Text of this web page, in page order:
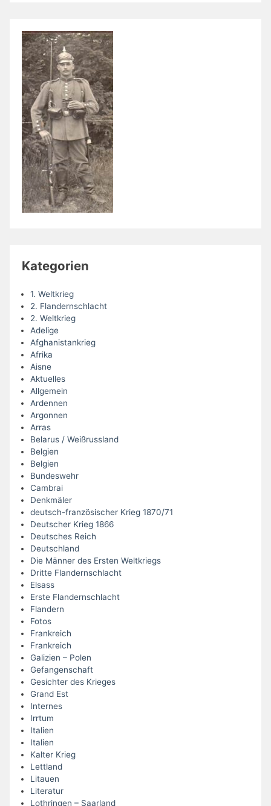
Kategorien
1. Weltkrieg
2. Flandernschlacht
2. Weltkrieg
Adelige
Afghanistankrieg
Afrika
Aisne
Aktuelles
Allgemein
Ardennen
Argonnen
Arras
Belarus / Weißrussland
Belgien
Belgien
Bundeswehr
Cambrai
Denkmäler
deutsch-französischer Krieg 1870/71
Deutscher Krieg 1866
Deutsches Reich
Deutschland
Die Männer des Ersten Weltkriegs
Dritte Flandernschlacht
Elsass
Erste Flandernschlacht
Flandern
Fotos
Frankreich
Frankreich
Galizien – Polen
Gefangenschaft
Gesichter des Krieges
Grand Est
Internes
Irrtum
Italien
Italien
Kalter Krieg
Lettland
Litauen
Literatur
Lothringen – Saarland